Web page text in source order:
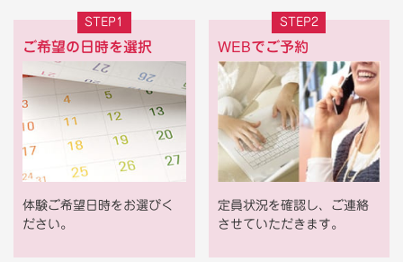
STEP1
ご希望の日時を選択
体験ご希望日時をお選びく
ださい。
STEP2
WEBでご予約
定員状況を確認し、ご連絡
させていただきます。